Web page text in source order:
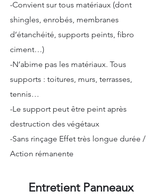
-Convient sur tous matériaux (dont
shingles, enrobés, membranes
d’étanchéité, supports peints, fibro
ciment…)
-N’abime pas les matériaux. Tous
supports : toitures, murs, terrasses,
tennis…
-Le support peut être peint après
destruction des végétaux
-Sans rinçage Effet très longue durée /
Action rémanente
Entretient Panneaux